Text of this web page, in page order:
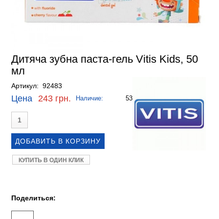
Дитяча зубна паста-гель Vitis Kids, 50
мл
Артикул: 92483
Цена 243 грн. Наличие: 53
КУПИТЬ В ОДИН КЛИК
Поделиться: